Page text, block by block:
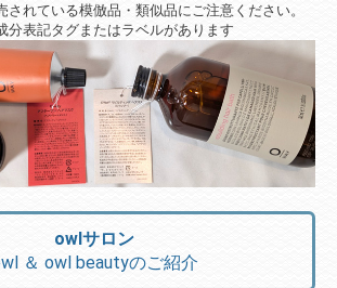
されている模倣品・類似品にご注意ください。
分表記タグまたはラベルがあります
owlサロン
＆ owl beautyのご紹介